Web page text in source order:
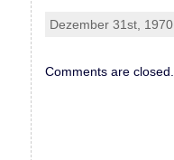
Dezember 31st,
Comments are closed.